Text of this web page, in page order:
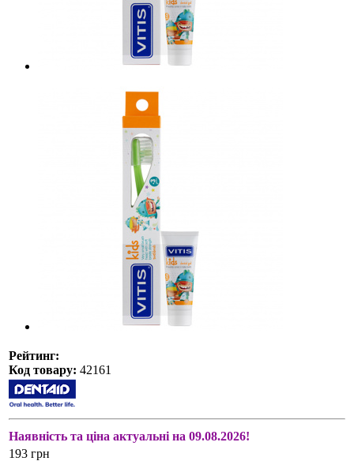
Рейтинг:
Код товару: 42161
Наявність та ціна актуальні на 09.08.2026!
193 грн